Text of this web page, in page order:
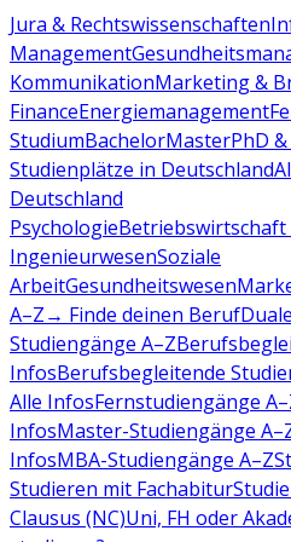
Jura & Rechtswissenschaften
Management
KommunikationMarketing &
FinanceEnergiemanagement
StudiumBachelorMasterPhD
Studienplätze in Deutschland
Deutschland
PsychologieBetriebswirtschaft
IngenieurwesenSoziale
ArbeitGesundheitswesen
A–Z→ Finde deinen Beruf
Studiengänge A–Z
InfosBerufsbegleitende
Alle InfosFernstudiengänge
InfosMaster-Studiengänge
InfosMBA-Studiengänge A–Z
Studieren mit Fachabitur
Clausus (NC)Uni, FH oder